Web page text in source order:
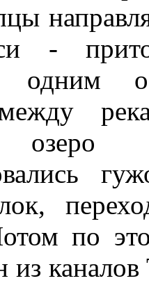
-
одним
между
по